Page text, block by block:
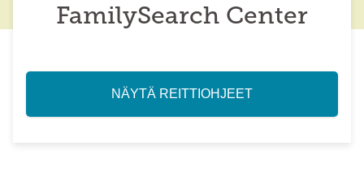
FamilySearch Center
NÄYTÄ REITTIOHJEET